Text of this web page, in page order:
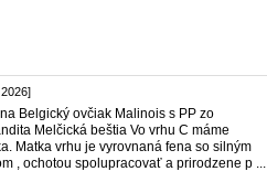
Belgický ovčiak Malinois s PP zo
Melčická beštia Vo vrhu C máme
Matka vrhu je vyrovnaná fena so silným
, ochotou spolupracovať a prirodzene p ...